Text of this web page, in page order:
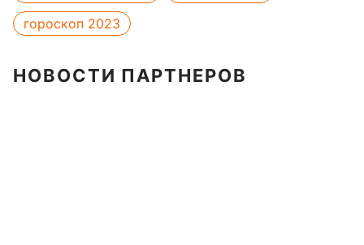
гороскоп 2023
НОВОСТИ ПАРТНЕРОВ